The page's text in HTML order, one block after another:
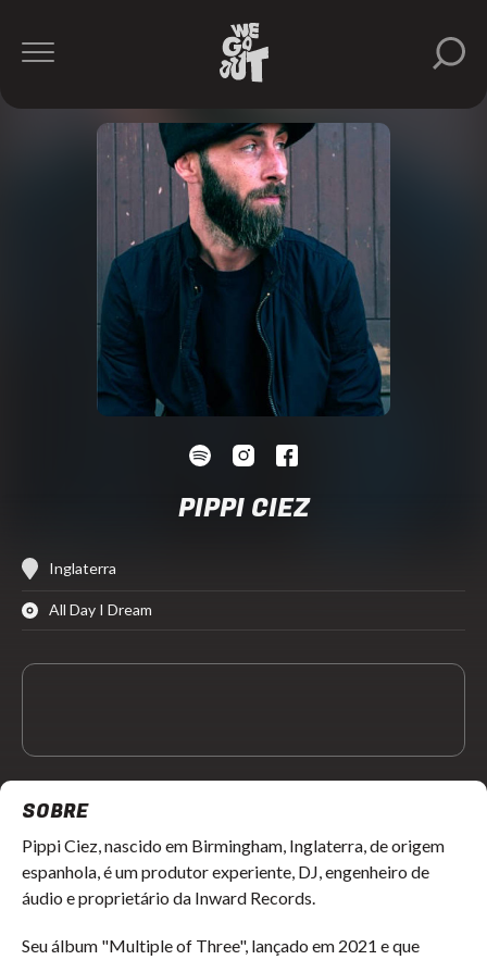
PIPPI CIEZ
Inglaterra
All Day I Dream
SOBRE
Pippi Ciez, nascido em Birmingham, Inglaterra, de origem
espanhola, é um produtor experiente, DJ, engenheiro de
áudio e proprietário da Inward Records.
Seu álbum "Multiple of Three", lançado em 2021 e que